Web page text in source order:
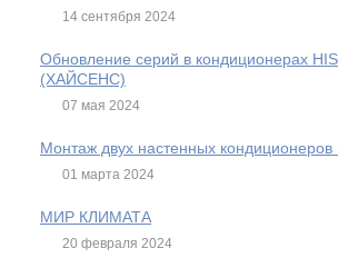
14 сентября 2024
Обновление серий в кондиционерах
(ХАЙСЕНС)
07 мая 2024
Монтаж двух настенных кондиционеров
01 марта 2024
МИР КЛИМАТА
20 февраля 2024